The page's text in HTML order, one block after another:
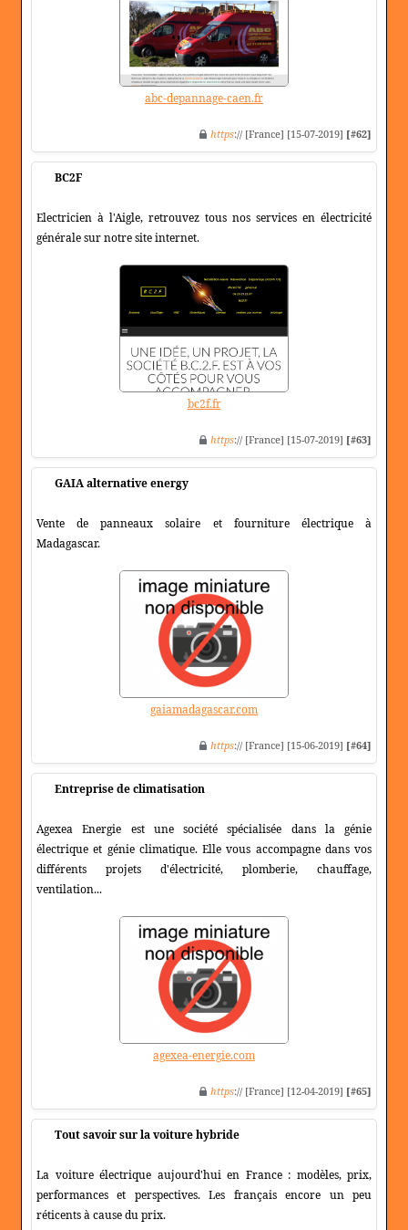
abc-depannage-caen.fr
https:// [France] [15-07-2019] [#62]
BC2F
Electricien à l'Aigle, retrouvez tous nos services en électricité
générale sur notre site internet.
bc2f.fr
https:// [France] [15-07-2019] [#63]
GAIA alternative energy
Vente de panneaux solaire et fourniture électrique à
Madagascar.
gaiamadagascar.com
https:// [France] [15-06-2019] [#64]
Entreprise de climatisation
Agexea Energie est une société spécialisée dans la génie
électrique et génie climatique. Elle vous accompagne dans vos
différents projets d'électricité, plomberie, chauffage,
ventilation...
agexea-energie.com
https:// [France] [12-04-2019] [#65]
Tout savoir sur la voiture hybride
La voiture électrique aujourd'hui en France : modèles, prix,
performances et perspectives. Les français encore un peu
réticents à cause du prix.